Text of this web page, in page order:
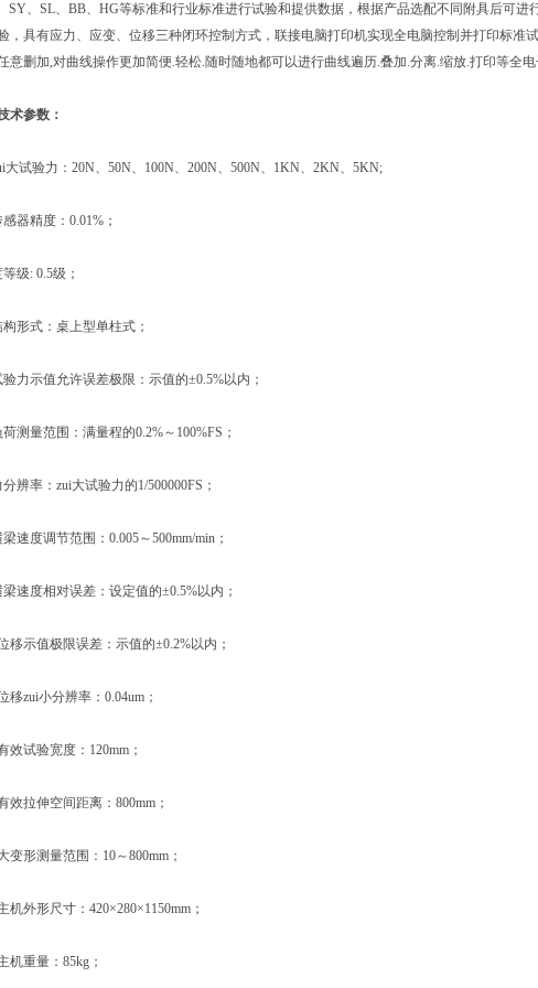
SY、SL、BB、HG等标准和行业标准进行试验和提供数据，根据产品选配不同附具后可
，具有应力、应变、位移三种闭环控制方式，联接电脑打印机实现全电脑控制并打印标准
意删加,对曲线操作更加简便.轻松.随时随地都可以进行曲线遍历.叠加.分离.缩放.打印等全电
术参数：
试验力：20N、50N、100N、200N、500N、1KN、2KN、5KN;
精度：0.01%；
: 0.5级；
式：桌上型单柱式；
示值允许误差极限：示值的±0.5%以内；
量范围：满量程的0.2%～100%FS；
率：zui大试验力的1/500000FS；
度调节范围：0.005～500mm/min；
度相对误差：设定值的±0.5%以内；
示值极限误差：示值的±0.2%以内；
zui小分辨率：0.04um；
试验宽度：120mm；
拉伸空间距离：800mm；
形测量范围：10～800mm；
外形尺寸：420×280×1150mm；
重量：85kg；